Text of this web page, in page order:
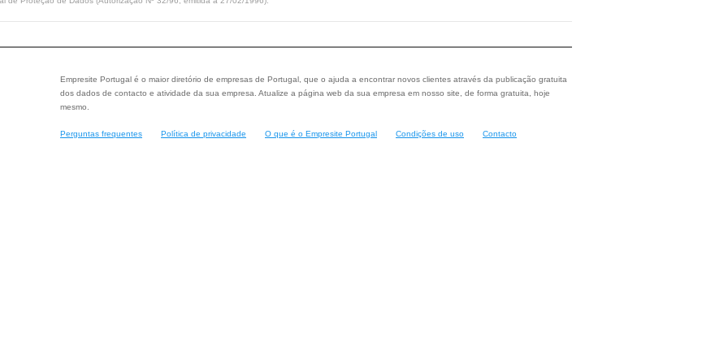
Empresite Portugal é o maior diretório de empresas de Portugal, que o ajuda a encontrar novos clientes através da publicação gratuita
dos dados de contacto e atividade da sua empresa. Atualize a página web da sua empresa em nosso site, de forma gratuita, hoje
mesmo.
Perguntas frequentes Política de privacidade O que é o Empresite Portugal Condições de uso Contacto